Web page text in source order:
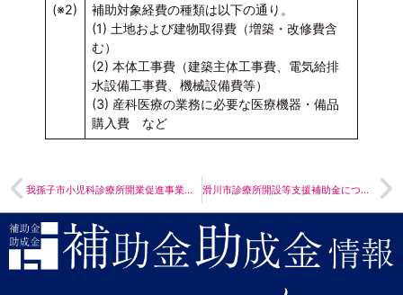
(※2)
補助対象経費の種類は以下の通り。
(1) 土地および建物取得費（増築・改修費含
む）
(2) 本体工事費（建築主体工事費、電気給排
水設備工事費、機械設備費等）
(3) 産科医療の業務に必要な医療機器・備品
購入費 など
我孫子市小児科診療所開業促進事業補助金 滑川市診療所開設等支援補助金について